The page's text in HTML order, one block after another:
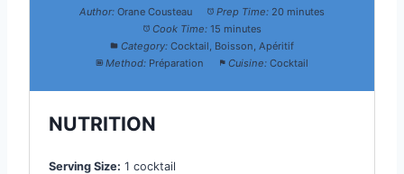
Author: Orane Cousteau Prep Time: 20 minutes
Cook Time: 15 minutes
Category: Cocktail, Boisson, Apéritif
Method: Préparation Cuisine: Cocktail
NUTRITION
Serving Size: 1 cocktail